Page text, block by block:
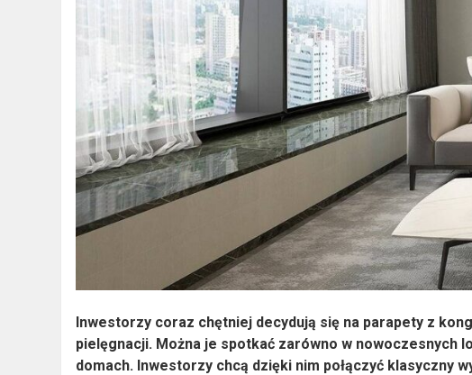
Inwestorzy coraz chętniej decydują się na parapety z
pielęgnacji. Można je spotkać zarówno w nowoczesnych
domach. Inwestorzy chcą dzięki nim połączyć klasyczny